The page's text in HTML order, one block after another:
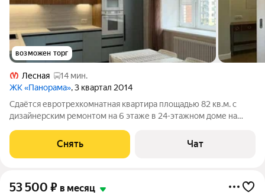
возможен торг
Лесная
14 мин.
ЖК «Панорама», 3 квартал 2014
Сдаётся евротрехкомнатная квартира площадью 82 кв.м. с
дизайнерским ремонтом на 6 этаже в 24-этажном доме на
всей необходимой мебелью и техникой: - диван раскладной -
телевизор -
Снять Чат
53 500 ₽ в месяц